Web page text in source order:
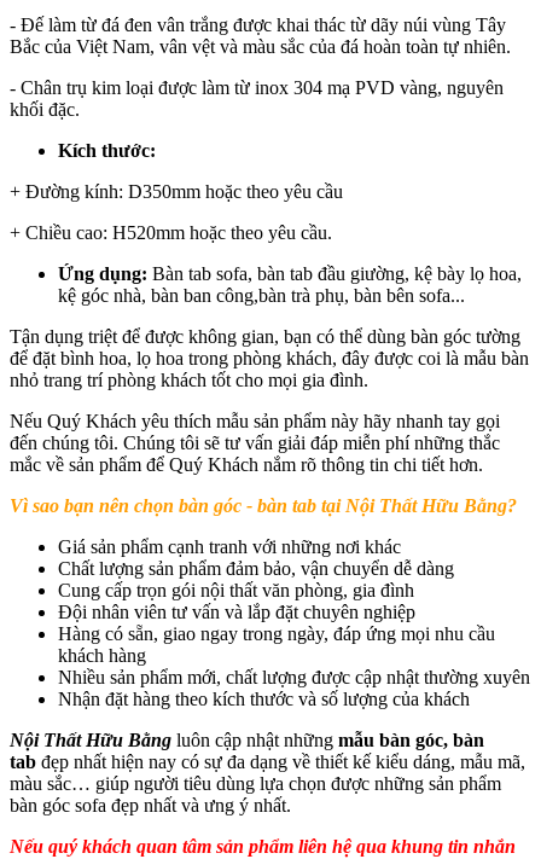
- Đế làm từ đá đen vân trắng được khai thác từ dãy núi vùng Tây
Bắc của Việt Nam, vân vệt và màu sắc của đá hoàn toàn tự nhiên.
- Chân trụ kim loại được làm từ inox 304 mạ PVD vàng, nguyên
khối đặc.
Kích thước:
+ Đường kính: D350mm hoặc theo yêu cầu
+ Chiều cao: H520mm hoặc theo yêu cầu.
Ứng dụng: Bàn tab sofa, bàn tab đầu giường, kệ bày lọ hoa,
kệ góc nhà, bàn ban công,bàn trà phụ, bàn bên sofa...
Tận dụng triệt để được không gian, bạn có thể dùng bàn góc tường
để đặt bình hoa, lọ hoa trong phòng khách, đây được coi là mẫu bàn
nhỏ trang trí phòng khách tốt cho mọi gia đình.
Nếu Quý Khách yêu thích mẫu sản phẩm này hãy nhanh tay gọi
đến chúng tôi. Chúng tôi sẽ tư vấn giải đáp miễn phí những thắc
mắc về sản phẩm để Quý Khách nắm rõ thông tin chi tiết hơn.
Vì sao bạn nên chọn bàn góc - bàn tab tại Nội Thất Hữu Bằng?
Giá sản phẩm cạnh tranh với những nơi khác
Chất lượng sản phẩm đảm bảo, vận chuyển dễ dàng
Cung cấp trọn gói nội thất văn phòng, gia đình
Đội nhân viên tư vấn và lắp đặt chuyên nghiệp
Hàng có sẵn, giao ngay trong ngày, đáp ứng mọi nhu cầu
khách hàng
Nhiều sản phẩm mới, chất lượng được cập nhật thường xuyên
Nhận đặt hàng theo kích thước và số lượng của khách
Nội Thất Hữu Bằng luôn cập nhật những mẫu bàn góc, bàn
tab đẹp nhất hiện nay có sự đa dạng về thiết kế kiểu dáng, mẫu mã,
màu sắc… giúp người tiêu dùng lựa chọn được những sản phẩm
bàn góc sofa đẹp nhất và ưng ý nhất.
Nếu quý khách quan tâm sản phẩm liên hệ qua khung tin nhắn